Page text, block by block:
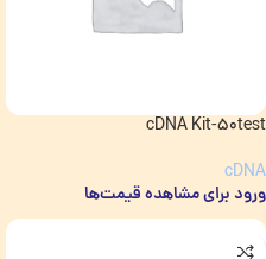
cDNA Kit-50test
cDNA
ورود برای مشاهده قیمت‌ها